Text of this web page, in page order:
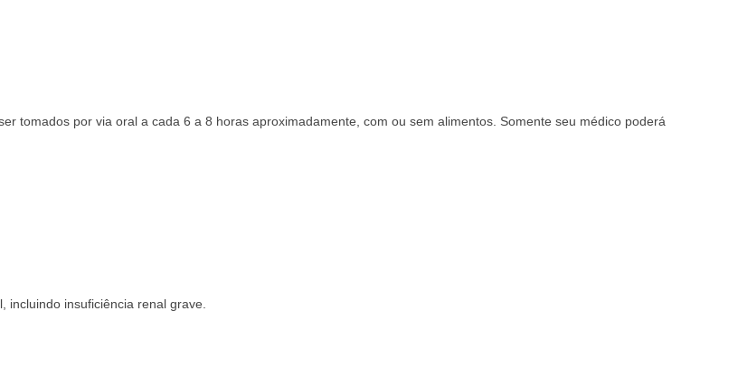
tomados por via oral a cada 6 a 8 horas aproximadamente, com ou sem alimentos. Somente seu médico poderá
incluindo insuficiência renal grave.